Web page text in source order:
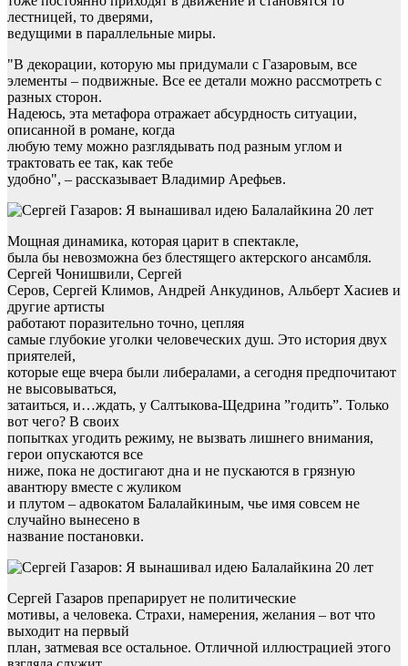
лестницей, то дверями,
ведущими в параллельные миры.
"В декорации, которую мы придумали с Газаровым, все
элементы – подвижные. Все ее детали можно рассмотреть с
разных сторон.
Надеюсь, эта метафора отражает абсурдность ситуации,
описанной в романе, когда
любую тему можно разглядывать под разным углом и
трактовать ее так, как тебе
удобно", – рассказывает Владимир Арефьев.
Мощная динамика, которая царит в спектакле,
была бы невозможна без блестящего актерского ансамбля.
Сергей Чонишвили, Сергей
Серов, Сергей Климов, Андрей Анкудинов, Альберт Хасиев и
другие артисты
работают поразительно точно, цепляя
самые глубокие уголки человеческих душ. Это история двух
приятелей,
которые еще вчера были либералами, а сегодня предпочитают
не высовываться,
затаиться, и…ждать, у Салтыкова-Щедрина ”годить”. Только
вот чего? В своих
попытках угодить режиму, не вызвать лишнего внимания,
герои опускаются все
ниже, пока не достигают дна и не пускаются в грязную
авантюру вместе с жуликом
и плутом – адвокатом Балалайкиным, чье имя совсем не
случайно вынесено в
название постановки.
Сергей Газаров препарирует не политические
мотивы, а человека. Страхи, намерения, желания – вот что
выходит на первый
план, затмевая все остальное. Отличной иллюстрацией этого